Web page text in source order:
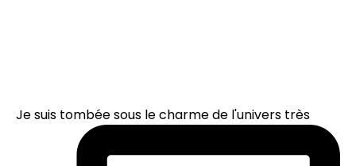
Je suis tombée sous le charme de l'univers très